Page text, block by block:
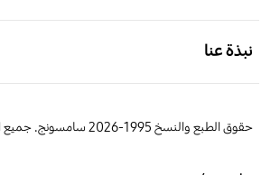
نبذة عنا
حقوق الطبع والنسخ 1995-2026 سامسونج. جميع الحقوق محفوظة.